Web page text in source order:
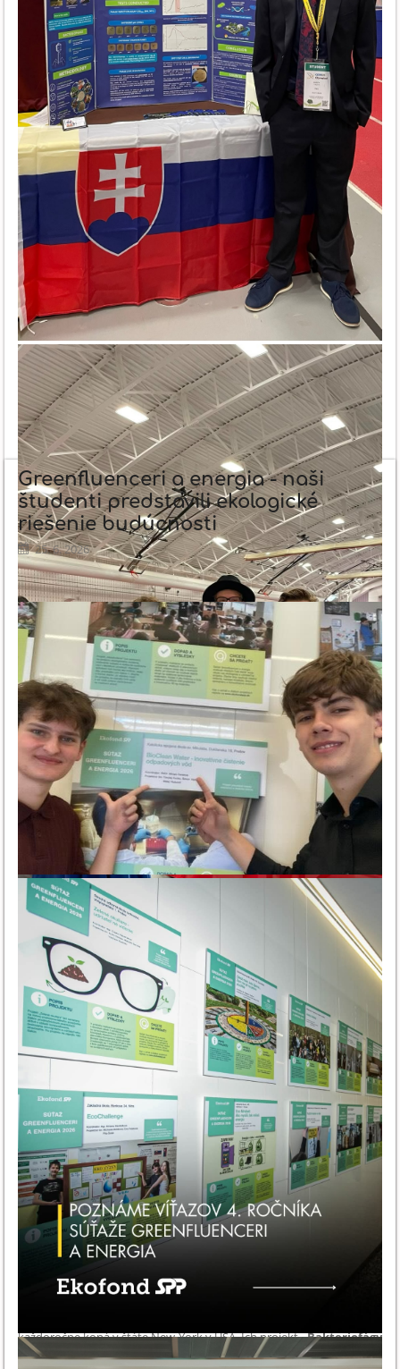
18
Víťazstvo na Festivale vedy a techniky AMAVET v októbri minulého
každoročne koná v štáte New York v USA. Ich projekt„Bakteriofágy
ako inovatívny nástroj čistenia odpadových vôd“ zaujal odbornú
porotu natoľko, že získal postup medzi najlepšie študentské vedecké
Greenfluenceri a energia - naši
študenti predstavili ekologické
riešenie budúcnosti
25. 6. 2026